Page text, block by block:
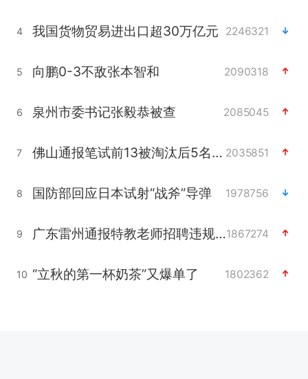
4 我国货物贸易进出口超30万亿元 2246321
5 向鹏0-3不敌张本智和 2090318
6 泉州市委书记张毅恭被查 2085045
7 佛山通报笔试前13被淘汰后5名进体检 2035851
8 国防部回应日本试射“战斧”导弹 1978756
9 广东雷州通报特教老师招聘违规事件1867274
10 “立秋的第一杯奶茶”又爆单了 1802362